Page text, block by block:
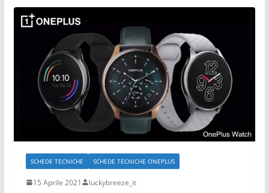
SCHEDE TECNICHE SCHEDE TECNICHE ONEPLUS
15 Aprile 2021 luckybreeze_it